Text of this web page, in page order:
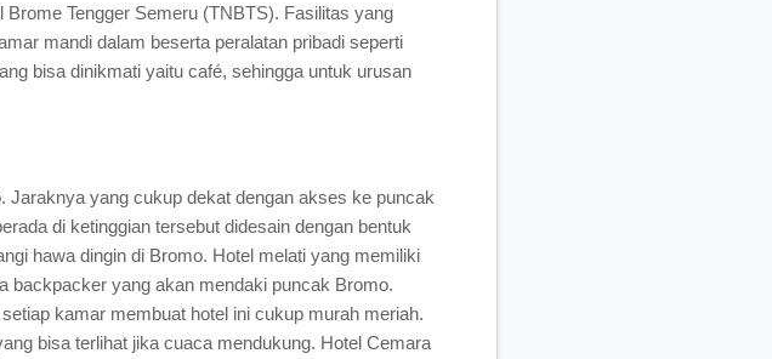
Tengger Semeru (TNBTS). Fasilitas yang
mandi dalam beserta peralatan pribadi seperti
bisa dinikmati yaitu café, sehingga untuk urusan
Jaraknya yang cukup dekat dengan akses ke puncak
di ketinggian tersebut didesain dengan bentuk
hawa dingin di Bromo. Hotel melati yang memiliki
backpacker yang akan mendaki puncak Bromo.
kamar membuat hotel ini cukup murah meriah.
bisa terlihat jika cuaca mendukung. Hotel Cemara